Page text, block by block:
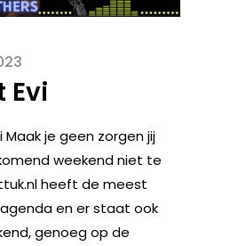
Evi
Maak je geen zorgen jij
weekend niet te
heeft de meest
en er staat ook
genoeg op de